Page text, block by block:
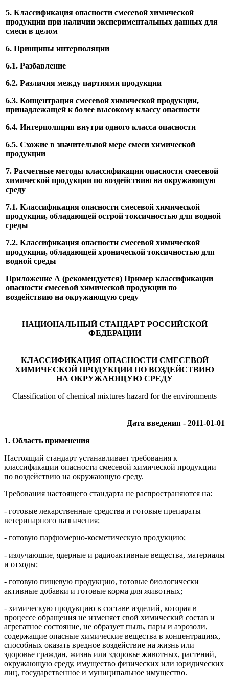
5. Классификация опасности смесевой химической
продукции при наличии экспериментальных данных для
смеси в целом
6. Принципы интерполяции
6.1. Разбавление
6.2. Различия между партиями продукции
6.3. Концентрация смесевой химической продукции,
принадлежащей к более высокому классу опасности
6.4. Интерполяция внутри одного класса опасности
6.5. Схожие в значительной мере смеси химической
продукции
7. Расчетные методы классификации опасности смесевой
химической продукции по воздействию на окружающую
среду
7.1. Классификация опасности смесевой химической
продукции, обладающей острой токсичностью для водной
среды
7.2. Классификация опасности смесевой химической
продукции, обладающей хронической токсичностью для
водной среды
Приложение А (рекомендуется) Пример классификации
опасности смесевой химической продукции по
воздействию на окружающую среду
НАЦИОНАЛЬНЫЙ СТАНДАРТ РОССИЙСКОЙ
ФЕДЕРАЦИИ
КЛАССИФИКАЦИЯ ОПАСНОСТИ СМЕСЕВОЙ
ХИМИЧЕСКОЙ ПРОДУКЦИИ ПО ВОЗДЕЙСТВИЮ
НА ОКРУЖАЮЩУЮ СРЕДУ
Classification of chemical mixtures hazard for the environments
Дата введения - 2011-01-01
1. Область применения
Настоящий стандарт устанавливает требования к
классификации опасности смесевой химической продукции
по воздействию на окружающую среду.
Требования настоящего стандарта не распространяются на:
- готовые лекарственные средства и готовые препараты
ветеринарного назначения;
- готовую парфюмерно-косметическую продукцию;
- излучающие, ядерные и радиоактивные вещества, материалы
и отходы;
- готовую пищевую продукцию, готовые биологически
активные добавки и готовые корма для животных;
- химическую продукцию в составе изделий, которая в
процессе обращения не изменяет свой химический состав и
агрегатное состояние, не образует пыль, пары и аэрозоли,
содержащие опасные химические вещества в концентрациях,
способных оказать вредное воздействие на жизнь или
здоровье граждан, жизнь или здоровье животных, растений,
окружающую среду, имущество физических или юридических
лиц, государственное и муниципальное имущество.